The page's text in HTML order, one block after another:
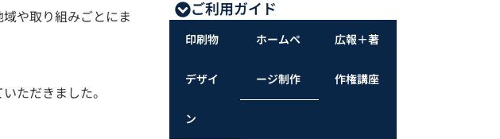
や取り組みごとにま
ただきました。
ご利用ガイド
印刷物
デザイ
ン
ホームペ
ージ制作
広報＋著
作権講座